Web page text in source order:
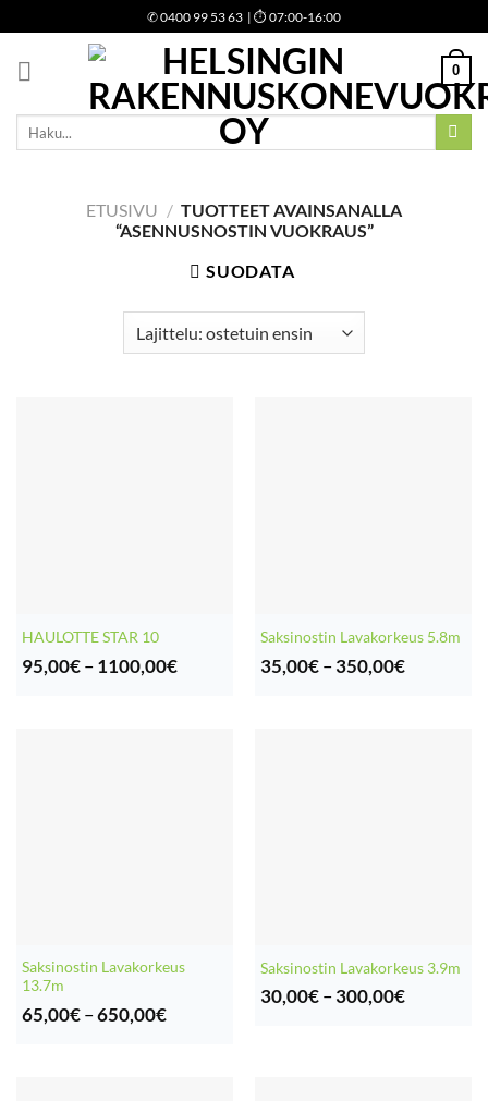
to
content
✆0400 99 53 63 | ⏱ 07:00-16:00
0
Etsi:
ETUSIVU / TUOTTEET AVAINSANALLA
“ASENNUSNOSTIN VUOKRAUS”
SUODATA
HAULOTTE STAR 10
95,00€ – 1100,00€Hintaluokka:
Saksinostin Lavakorkeus 5.8m
35,00€ – 350,00€
Saksinostin Lavakorkeus
13.7m
65,00€ –650,00€Hintaluokka:
Saksinostin Lavakorkeus 3.9m
30,00€ – 300,00€